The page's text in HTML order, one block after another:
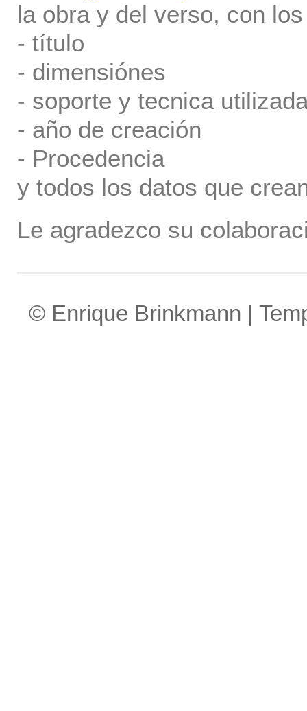
la obra y del verso, con
- título
- dimensiónes
- soporte y tecnica
- año de creación
- Procedencia
y todos los datos que
Le agradezco su
© Enrique Brinkmann |